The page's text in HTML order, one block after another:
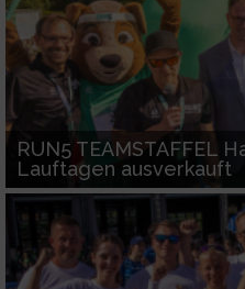
RUN5 TEAMSTAFFEL
Lauftagen ausverkauft